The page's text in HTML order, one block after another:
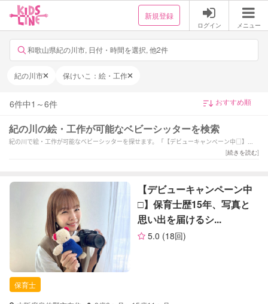
新規登録
ログイン メニュー
和歌山県紀の川市, 日付・時間を選択, 他2件
紀の川市 保けいこ：絵・工作
6件中1 ～6件
紀の川の絵・工作が可能なベビーシッターを検索
紀の川で絵・工作が可能なベビーシッターを探せます。「【デビューキャンペーン中□】保
対応いたします。紀の川で様々なスキルを持ったサポーターの中から、ご予算や依頼内容に
合わせて選んでいただけます。
[続きを読む]
【デビューキャンペーン中
□】保育士歴15年、写真と
思い出を届けるシ...
5.0 (18回)
保育士